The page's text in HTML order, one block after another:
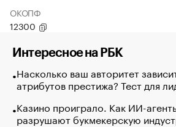
ОКОПФ
12300
Интересное на РБК
Насколько ваш авторитет
атрибутов престижа? Тест для
Казино проиграло. Как ИИ-
разрушают букмекерскую